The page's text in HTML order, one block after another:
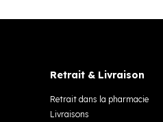
Retrait & Livraison
Retrait dans la pharmacie
Livraisons